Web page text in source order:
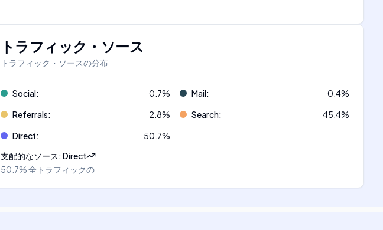
トラフィック・ソース
トラフィック・ソースの分布
Social: 0.7% Mail: 0.4%
Referrals: 2.8% Search: 45.4%
Direct: 50.7%
支配的なソース:Direct
50.7%全トラフィックの